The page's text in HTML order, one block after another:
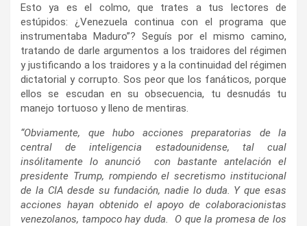
Esto ya es el colmo, que trates a tus lectores de
estúpidos: ¿Venezuela continua con el programa que
instrumentaba Maduro”? Seguís por el mismo camino,
tratando de darle argumentos a los traidores del régimen
y justificando a los traidores y a la continuidad del régimen
dictatorial y corrupto. Sos peor que los fanáticos, porque
ellos se escudan en su obsecuencia, tu desnudás tu
manejo tortuoso y lleno de mentiras.
“Obviamente, que hubo acciones preparatorias de la
central de inteligencia estadounidense, tal cual
insólitamente lo anunció con bastante antelación el
presidente Trump, rompiendo el secretismo institucional
de la CIA desde su fundación, nadie lo duda. Y que esas
acciones hayan obtenido el apoyo de colaboracionistas
venezolanos, tampoco hay duda. O que la promesa de los